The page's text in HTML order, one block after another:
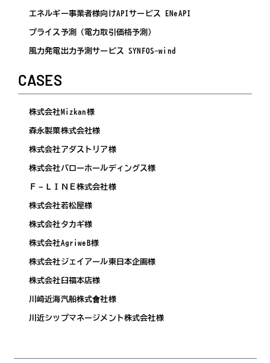
エネルギー事業者様向けAPIサービス ENeAPI
プライス予測（電力取引価格予測）
風力発電出力予測サービス SYNFOS-wind
CASES
株式会社Mizkan様
森永製菓株式会社様
株式会社アダストリア様
株式会社バローホールディングス様
Ｆ－ＬＩＮＥ株式会社様
株式会社若松屋様
株式会社タカギ様
株式会社AgriweB様
株式会社ジェイアール東日本企画様
株式会社臼福本店様
川崎近海汽船株式會社様
川近シップマネージメント株式会社様